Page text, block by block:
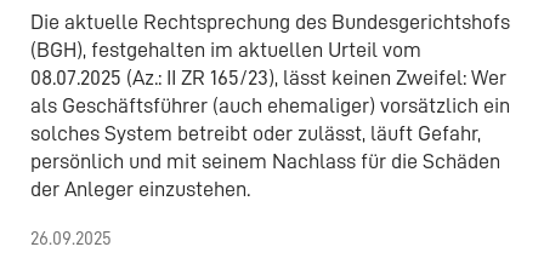
Die aktuelle Rechtsprechung des Bundesgerichtshofs
(BGH), festgehalten im aktuellen Urteil vom
08.07.2025 (Az.: II ZR 165/23), lässt keinen Zweifel: Wer
als Geschäftsführer (auch ehemaliger) vorsätzlich ein
solches System betreibt oder zulässt, läuft Gefahr,
persönlich und mit seinem Nachlass für die Schäden
der Anleger einzustehen.
26.09.2025